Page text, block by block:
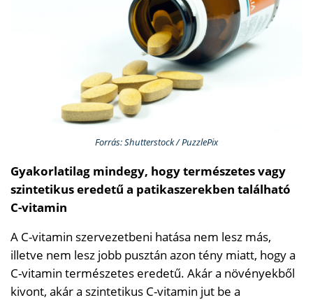
Forrás: Shutterstock / PuzzlePix
Gyakorlatilag mindegy, hogy természetes vagy
szintetikus eredetű a patikaszerekben található
C-vitamin
A C-vitamin szervezetbeni hatása nem lesz más,
illetve nem lesz jobb pusztán azon tény miatt, hogy a
C-vitamin természetes eredetű. Akár a növényekből
kivont, akár a szintetikus C-vitamin jut be a